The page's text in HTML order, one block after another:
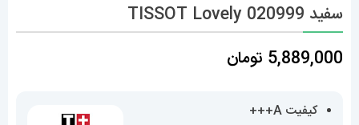
سفید 020999 TISSOT Lovely
5,889,000 تومان
کیفیت A+++